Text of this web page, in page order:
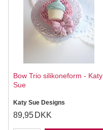
Bow Trio silikoneform - Katy
Sue
Katy Sue Designs
89,95 DKK